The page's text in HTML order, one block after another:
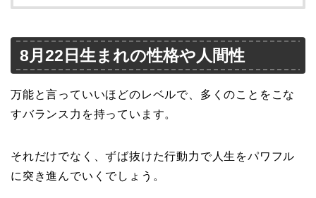
8月22日生まれの性格や人間性
万能と言っていいほどのレベルで、多くのことをこな
すバランス力を持っています。
それだけでなく、ずば抜けた行動力で人生をパワフル
に突き進んでいくでしょう。